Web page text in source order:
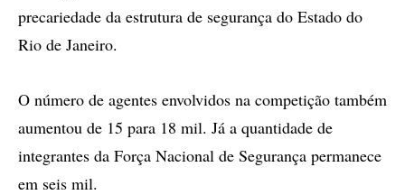
precariedade da estrutura de segurança do Estado do
Rio de Janeiro.
O número de agentes envolvidos na competição também
aumentou de 15 para 18 mil. Já a quantidade de
integrantes da Força Nacional de Segurança permanece
em seis mil.